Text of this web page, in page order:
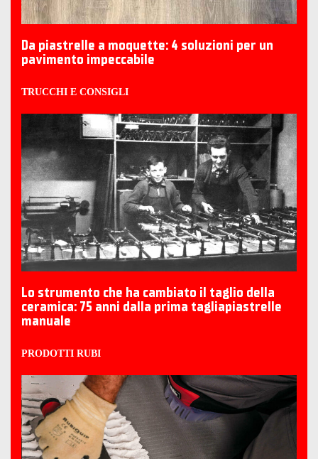
Da piastrelle a moquette: 4 soluzioni per un
pavimento impeccabile
TRUCCHI E CONSIGLI
Lo strumento che ha cambiato il taglio della
ceramica: 75 anni dalla prima tagliapiastrelle
manuale
PRODOTTI RUBI